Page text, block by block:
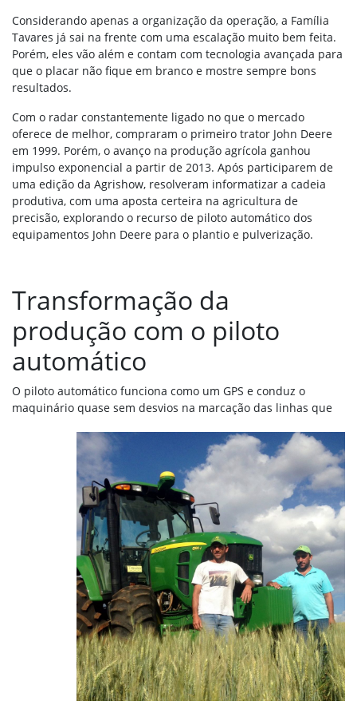
Considerando apenas a organização da operação, a Família
Tavares já sai na frente com uma escalação muito bem feita.
Porém, eles vão além e contam com tecnologia avançada para
que o placar não fique em branco e mostre sempre bons
resultados.
Com o radar constantemente ligado no que o mercado
oferece de melhor, compraram o primeiro trator John Deere
em 1999. Porém, o avanço na produção agrícola ganhou
impulso exponencial a partir de 2013. Após participarem de
uma edição da Agrishow, resolveram informatizar a cadeia
produtiva, com uma aposta certeira na agricultura de
precisão, explorando o recurso de piloto automático dos
equipamentos John Deere para o plantio e pulverização.
Transformação da
produção com o piloto
automático
O piloto automático funciona como um GPS e conduz o
maquinário quase sem desvios na marcação das linhas que